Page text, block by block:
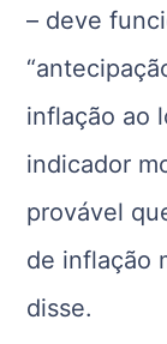
– deve
inflação ao
indicador
provável
de inflação
disse.